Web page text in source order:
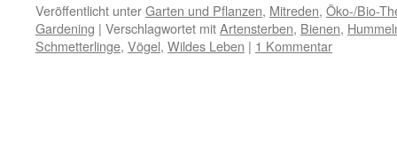
Veröffentlicht unterGarten und Pflanzen, Mitreden, Öko-/Bio-
Gardening | Verschlagwortet mitArtensterben, Bienen,
Schmetterlinge, Vögel, Wildes Leben | 1 Kommentar